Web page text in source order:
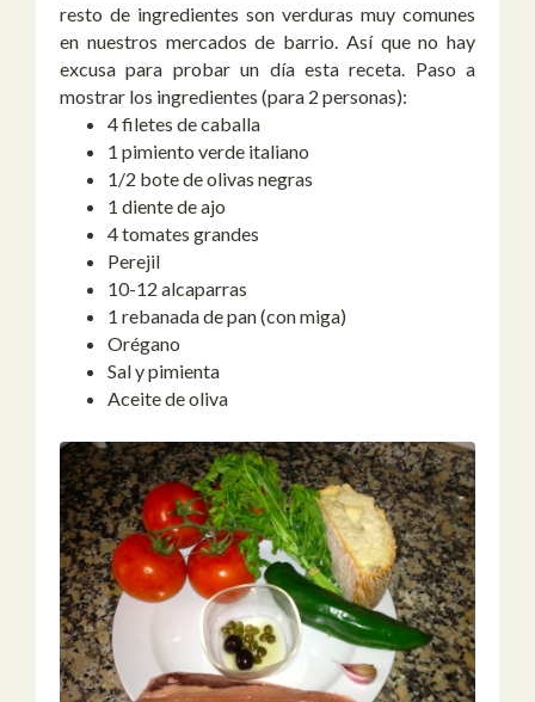
resto de ingredientes son verduras muy comunes
en nuestros mercados de barrio. Así que no hay
excusa para probar un día esta receta. Paso a
mostrar los ingredientes (para 2 personas):
4 filetes de caballa
1 pimiento verde italiano
1/2 bote de olivas negras
1 diente de ajo
4 tomates grandes
Perejil
10-12 alcaparras
1 rebanada de pan (con miga)
Orégano
Sal y pimienta
Aceite de oliva